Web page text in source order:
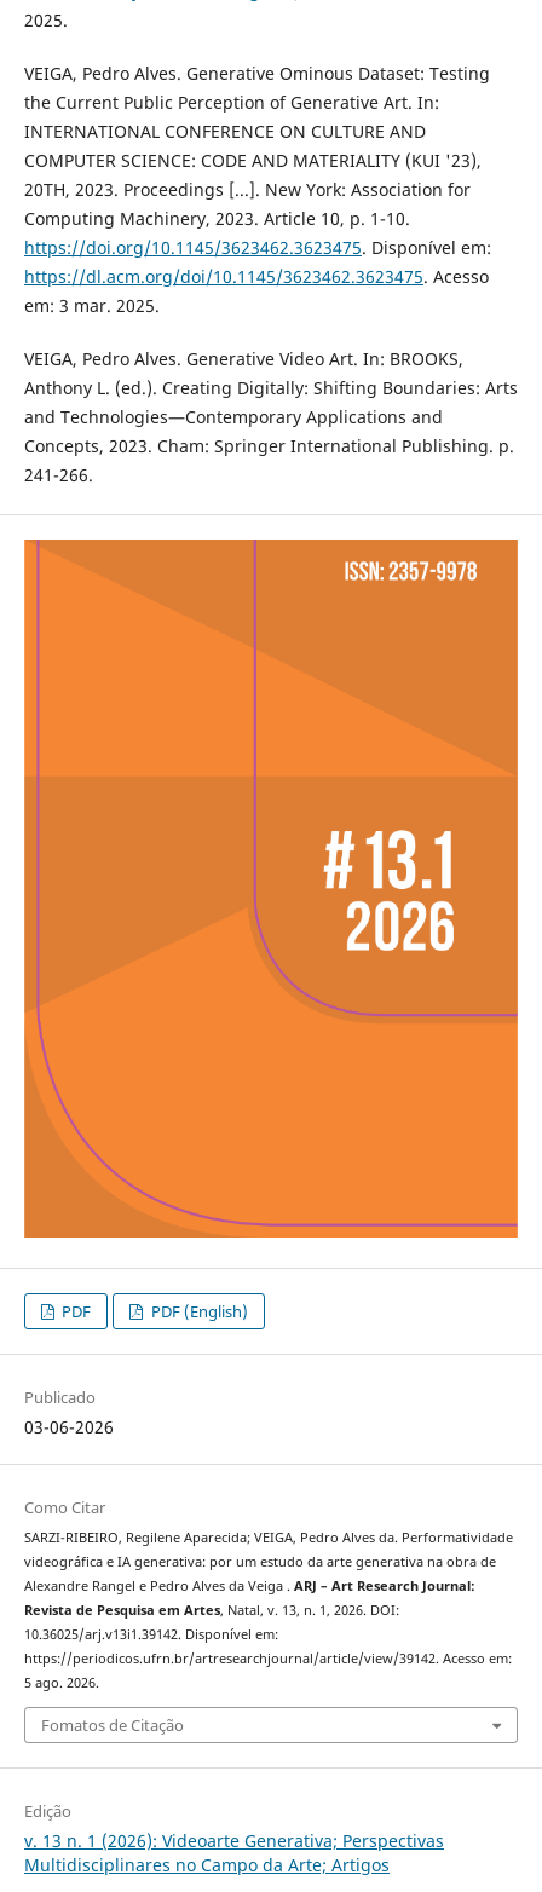
2025.
VEIGA, Pedro Alves. Generative Ominous Dataset: Testing
the Current Public Perception of Generative Art. In:
INTERNATIONAL CONFERENCE ON CULTURE AND
COMPUTER SCIENCE: CODE AND MATERIALITY (KUI '23),
20TH, 2023. Proceedings [...]. New York: Association for
Computing Machinery, 2023. Article 10, p. 1-10.
https://doi.org/10.1145/3623462.3623475. Disponível em:
https://dl.acm.org/doi/10.1145/3623462.3623475. Acesso
em: 3 mar. 2025.
VEIGA, Pedro Alves. Generative Video Art. In: BROOKS,
Anthony L. (ed.). Creating Digitally: Shifting Boundaries: Arts
and Technologies—Contemporary Applications and
Concepts, 2023. Cham: Springer International Publishing. p.
241-266.
PDF PDF (English)
Publicado
03-06-2026
Como Citar
SARZI-RIBEIRO, Regilene Aparecida; VEIGA, Pedro Alves da. Performatividade
videográfica e IA generativa: por um estudo da arte generativa na obra de
Alexandre Rangel e Pedro Alves da Veiga . ARJ – Art Research Journal:
Revista de Pesquisa em Artes, Natal, v. 13, n. 1, 2026. DOI:
10.36025/arj.v13i1.39142. Disponível em:
https://periodicos.ufrn.br/artresearchjournal/article/view/39142. Acesso em:
5 ago. 2026.
Fomatos de Citação
Edição
v. 13 n. 1 (2026): Videoarte Generativa; Perspectivas
Multidisciplinares no Campo da Arte; Artigos